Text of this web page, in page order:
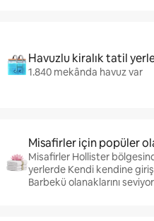
Havuzlu kiralık tatil
1.840 mekânda havuz var
Misafirler için popüler
Misafirler Hollister
yerlerde Kendi kendine
Barbekü olanaklarını seviyor